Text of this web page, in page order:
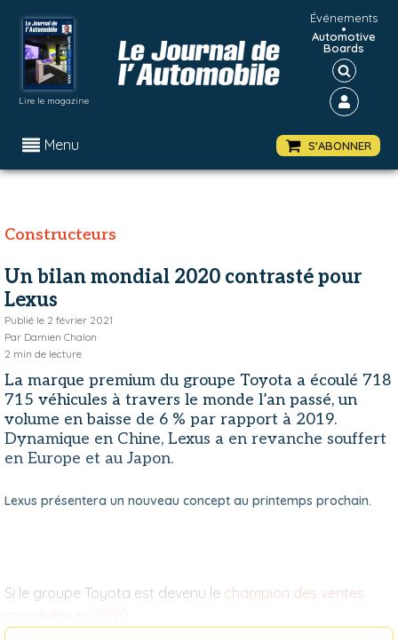
Lire le magazine
Événements
•
Automotive
Boards
Menu S'ABONNER
Constructeurs
Un bilan mondial 2020 contrasté pour
Lexus
Publié le 2 février 2021
Par Damien Chalon
2 min de lecture
La marque premium du groupe Toyota a écoulé 718
715 véhicules à travers le monde l’an passé, un
volume en baisse de 6 % par rapport à 2019.
Dynamique en Chine, Lexus a en revanche souffert
en Europe et au Japon.
Lexus présentera un nouveau concept au printemps prochain.
Si le groupe Toyota est devenu le champion des ventes